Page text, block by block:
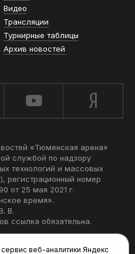
Видео
Трансляции
Турнирные таблицы
Архив новостей
«Тюменская арена»
службой по надзору
технологий и массовых
регистрационный номер
от 25 мая 2021 г.
время».
В.
ссылка обязательна.
веб-аналитики Яндекс